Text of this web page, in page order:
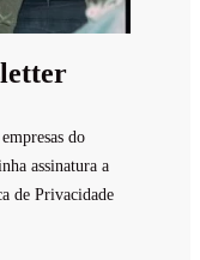
do
assinatura a
de Privacidade